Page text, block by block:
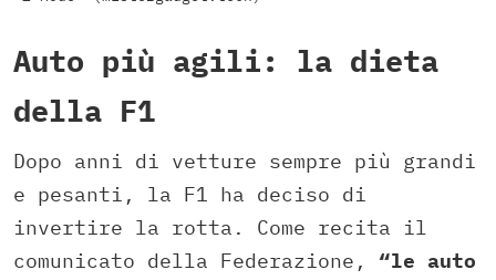
Auto più agili: la dieta
della F1
Dopo anni di vetture sempre più grandi
e pesanti, la F1 ha deciso di
invertire la rotta. Come recita il
comunicato della Federazione, “le auto